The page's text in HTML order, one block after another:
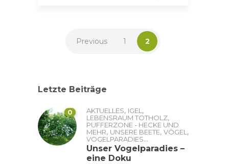
Previous 1 2
Letzte Beiträge
0 AKTUELLES, IGEL,
LEBENSRAUM TOTHOLZ,
PUFFERZONE - HECKE UND
MEHR, UNSERE BEETE, VÖGEL,
VOGELPARADIES...
Unser Vogelparadies –
eine Doku